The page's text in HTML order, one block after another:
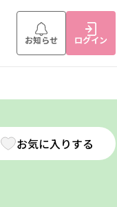
お知らせ ログイン
お気に入りする